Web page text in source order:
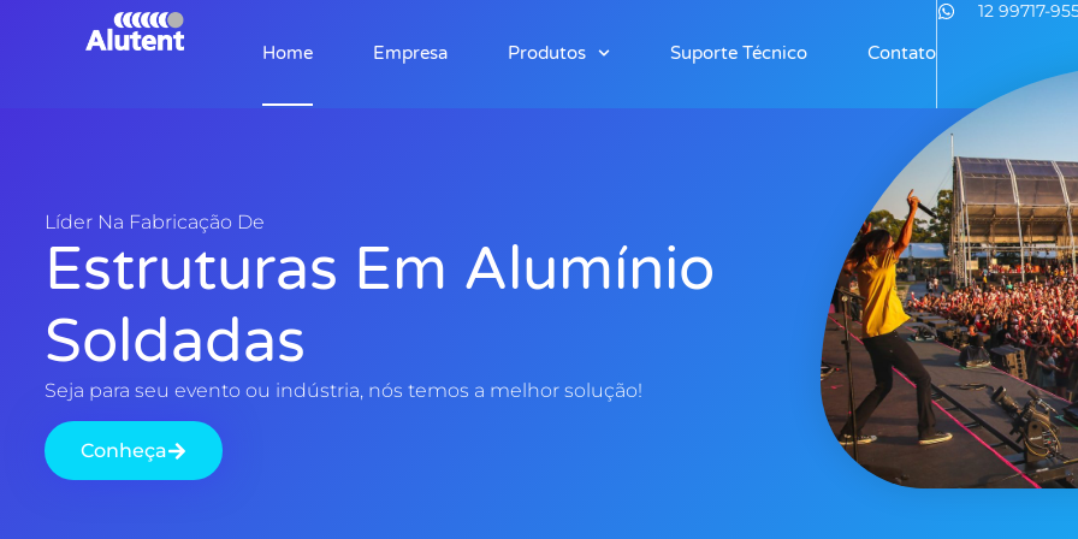
Home Empresa Produtos Suporte Técnico Contato
12 99717-
Líder Na Fabricação De
Estruturas Em Alumínio
Soldadas
Seja para seu evento ou indústria, nós temos a melhor solução!
Conheça